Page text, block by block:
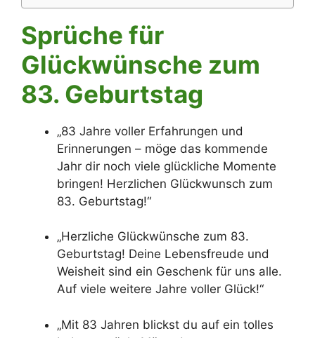
Sprüche für
Glückwünsche zum
83. Geburtstag
„83 Jahre voller Erfahrungen und
Erinnerungen – möge das kommende
Jahr dir noch viele glückliche Momente
bringen! Herzlichen Glückwunsch zum
83. Geburtstag!“
„Herzliche Glückwünsche zum 83.
Geburtstag! Deine Lebensfreude und
Weisheit sind ein Geschenk für uns alle.
Auf viele weitere Jahre voller Glück!“
„Mit 83 Jahren blickst du auf ein tolles